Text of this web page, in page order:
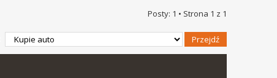
Posty: 1 • Strona 1 z 1